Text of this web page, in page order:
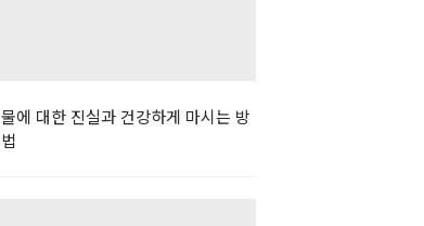
물에 대한 진실과 건강하게 마시는 방
법